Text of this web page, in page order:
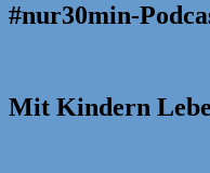
#nur30min-
Mit Kindern